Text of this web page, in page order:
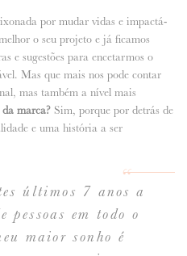
por mudar vidas e impactá-
o seu projeto e já ficamos
e sugestões para encetarmos o
Mas que mais nos pode contar
mas também a nível mais
marca? Sim, porque por detrás de
e uma história a ser
últimos 7 anos a
em todo o
maior sonho é